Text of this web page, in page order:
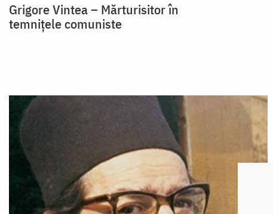
Grigore Vintea – Mărturisitor în
temnițele comuniste